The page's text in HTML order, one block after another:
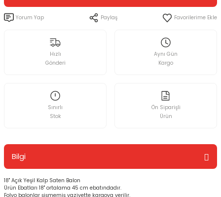
Yorum Yap Paylaş
Hızlı
Gönderi
Aynı Gün
Kargo
Sınırlı
Stok
Ön Siparişli
Ürün
Bilgi
18'' Açık Yeşil Kalp Saten Balon
Ürün Ebatları 18'' ortalama 45 cm ebatındadır.
Folyo balonlar şişmemiş vaziyette kargoya verilir.